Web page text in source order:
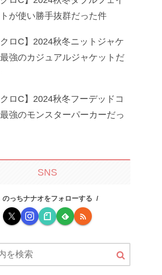
が使い勝手抜群だった件
クロC】2024秋冬ニットジャケ
強のカジュアルジャケットだ
クロC】2024秋冬フーデッドコ
強のモンスターパーカーだっ
SNS
のっちナナオをフォローする